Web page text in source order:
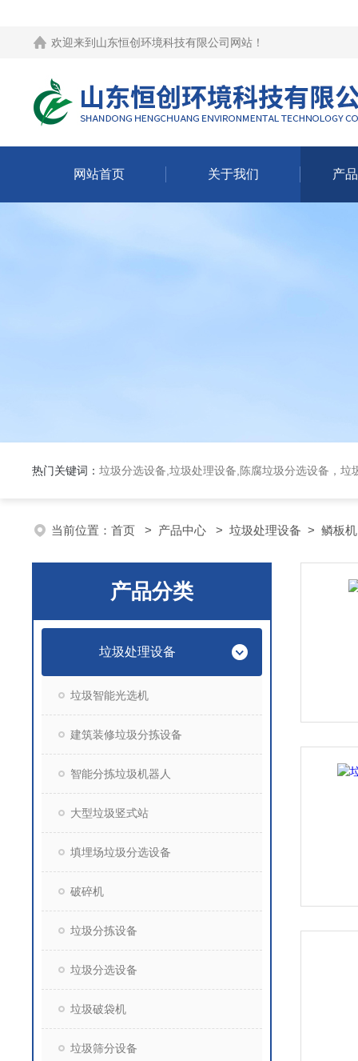
欢迎来到 山东恒创环境科技有限公司网站 ！
网站首页 关于我们 产
热门关键词： 垃圾分选设备,垃圾处理设备,陈腐垃圾分选设备，垃
当前位置： 首页 > 产品中心 > 垃圾处理设备 > 鳞板机
产品分类
垃圾处理设备
垃圾智能光选机
建筑装修垃圾分拣设备
智能分拣垃圾机器人
大型垃圾竖式站
填埋场垃圾分选设备
破碎机
垃圾分拣设备
垃圾分选设备
垃圾破袋机
垃圾筛分设备